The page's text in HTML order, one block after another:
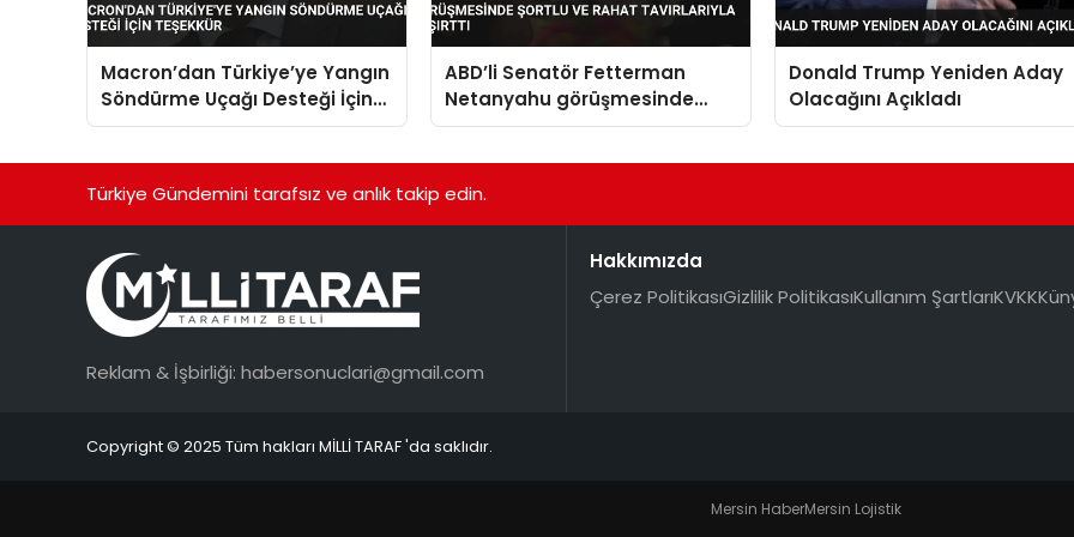
Macron’dan Türkiye’ye Yangın
Söndürme Uçağı Desteği İçin
Teşekkür
ABD’li Senatör Fetterman
Netanyahu görüşmesinde
şortlu ve rahat tavırlarıyla
Donald Trump Yeniden Aday
Olacağını Açıkladı
Türkiye Gündemini tarafsız ve anlık takip edin.
Reklam & İşbirliği: habersonuclari@gmail.com
Hakkımızda
Çerez PolitikasıGizlilik PolitikasıKullanım ŞartlarıKVKK
Copyright © 2025 Tüm hakları MİLLİ TARAF 'da saklıdır.
Mersin HaberMersin Lojistik